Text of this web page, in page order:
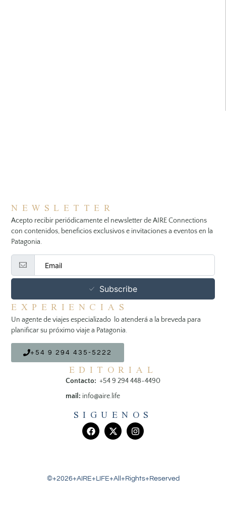
NEWSLETTER
Acepto recibir periódicamente el newsletter de AIRE Connections
con contenidos, beneficios exclusivos e invitaciones a eventos en la
Patagonia.
Subscribe
EXPERIENCIAS
Un agente de viajes especializado lo atenderá a la breveda para
planificar su próximo viaje a Patagonia.
+54 9 294 435-5222
EDITORIAL
Contacto: +54 9 294 448-4490
mail: info@aire.life
SIGUENOS
©+2026+AIRE+LIFE+All+Rights+Reserved